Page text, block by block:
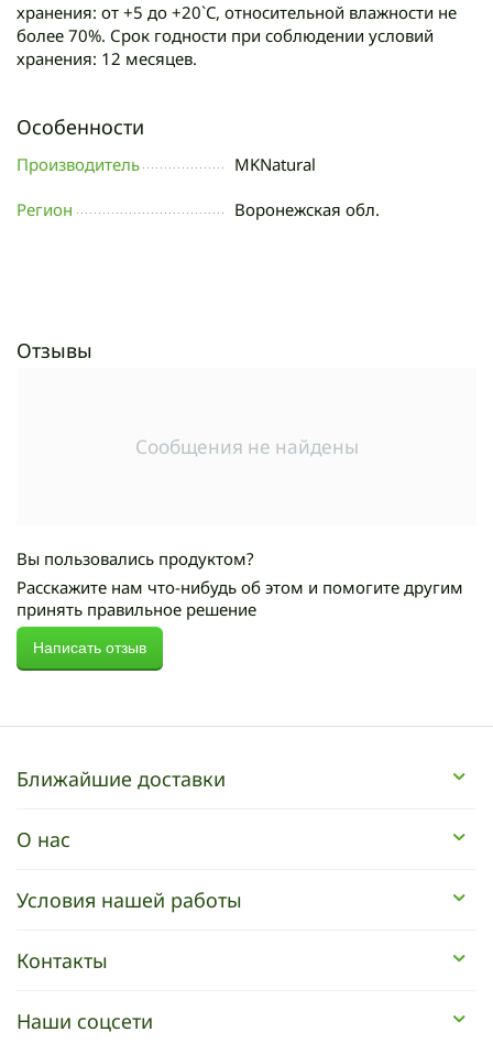
хранения: от +5 до +20`C, относительной влажности не
более 70%. Срок годности при соблюдении условий
хранения: 12 месяцев.
Особенности
Производитель MKNatural
Регион Воронежская обл.
Отзывы
Сообщения не найдены
Вы пользовались продуктом?
Расскажите нам что-нибудь об этом и помогите другим
принять правильное решение
Написать отзыв
Ближайшие доставки
О нас
Условия нашей работы
Контакты
Наши соцсети